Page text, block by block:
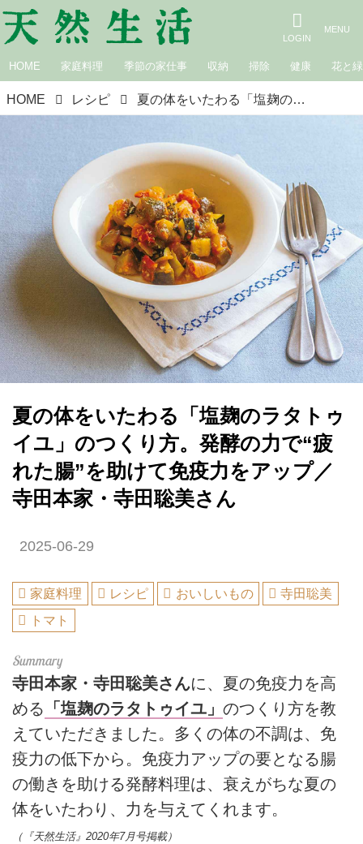
HOME 家庭料理 季節の家仕事 収納 掃除 健康 花と緑
HOME レシピ 夏の体をいたわる「塩麹のラタトゥイユ」のつくり方。発酵の力で“疲れた腸”を助けて免疫力をアップ／寺田本家・寺田聡美さん
夏の体をいたわる「塩麹のラタトゥ
イユ」のつくり方。発酵の力で“疲
れた腸”を助けて免疫力をアップ／
寺田本家・寺田聡美さん
2025-06-29
家庭料理 レシピ おいしいもの
寺田聡美
トマト
寺田本家・寺田聡美さんに、夏の免疫力を高
める 「塩麹のラタトゥイユ」 のつくり方を教
えていただきました。多くの体の不調は、免
疫力の低下から。免疫力アップの要となる腸
の働きを助ける発酵料理は、衰えがちな夏の
体をいたわり、力を与えてくれます。
（『天然生活』2020年7月号掲載）